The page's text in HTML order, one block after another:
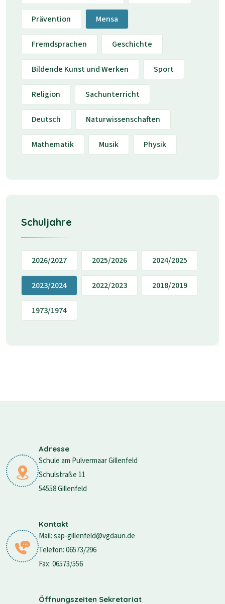
Prävention Mensa
Fremdsprachen Geschichte
Bildende Kunst und Werken Sport
Religion Sachunterricht
Deutsch Naturwissenschaften
Mathematik Musik Physik
Schuljahre
2026/2027 2025/2026 2024/2025
2023/2024 2022/2023 2018/2019
1973/1974
Adresse
Schule am Pulvermaar Gillenfeld
Schulstraße 11
54558 Gillenfeld
Kontakt
Mail: sap-gillenfeld@vgdaun.de
Telefon: 06573/296
Fax: 06573/556
Öffnungszeiten Sekretariat